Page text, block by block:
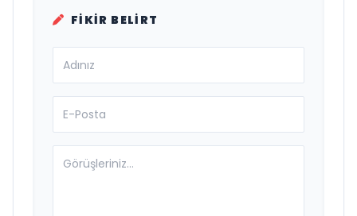
FIKIR BELIRT